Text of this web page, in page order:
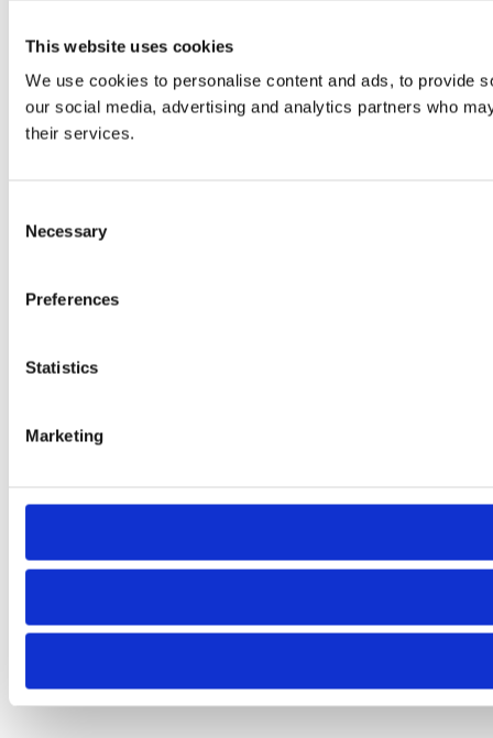
This website uses cookies
We use cookies to personalise content and ads, to provide
our social media, advertising and analytics partners who
their services.
Selection
Necessary
Preferences
Statistics
Marketing